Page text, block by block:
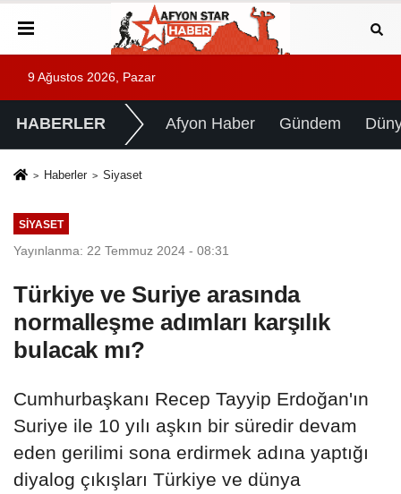
9 Ağustos 2026, Pazar
HABERLER Afyon Haber Gündem
Haberler Siyaset
SIYASET
Yayınlanma: 22 Temmuz 2024 - 08:31
Türkiye ve Suriye arasında
normalleşme adımları karşılık
bulacak mı?
Cumhurbaşkanı Recep Tayyip Erdoğan'ın
Suriye ile 10 yılı aşkın bir süredir devam
eden gerilimi sona erdirmek adına yaptığı
diyalog çıkışları Türkiye ve dünya